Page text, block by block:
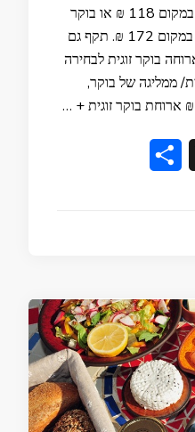
בוקר זוגית לבחירה ב-59 ₪ במקום 118 ₪ או בוקר
זוגי + 2 כוס קאווה ב-85 ₪ במקום 172 ₪. תקף גם
בוקר זוגית לבחירה
ממליגה של בוקר,